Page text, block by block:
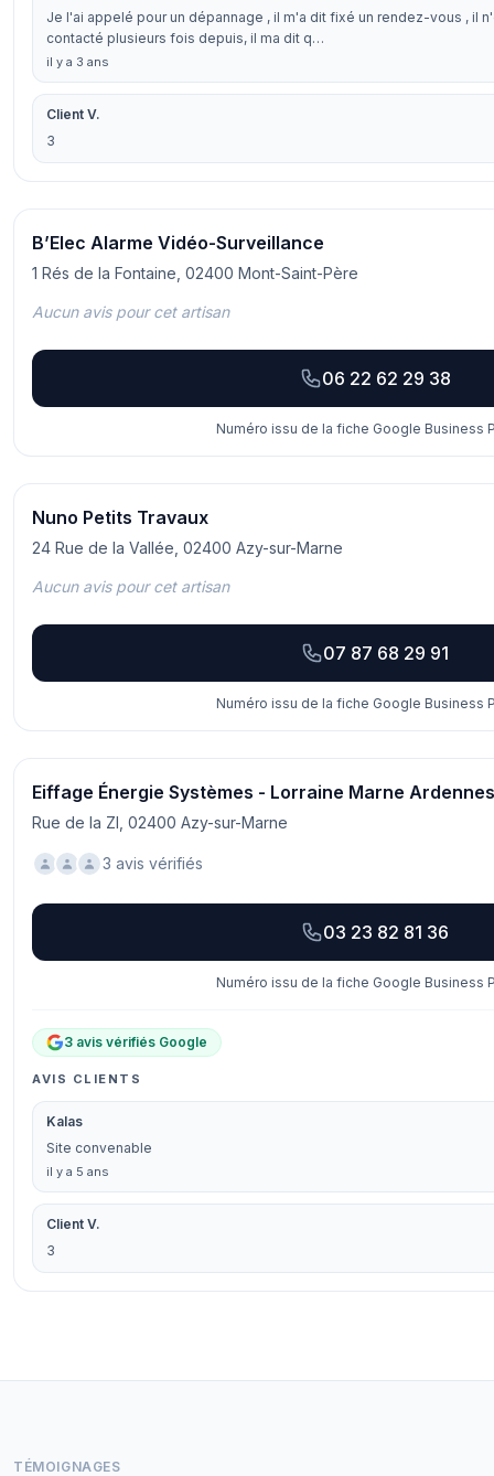
Je l'ai appelé pour un dépannage , il m'a dit fixé un rendez-vous , il
contacté plusieurs fois depuis, il ma dit q…
il y a 3 ans
Client V.
3
B’Elec Alarme Vidéo-Surveillance
1 Rés de la Fontaine, 02400 Mont-Saint-Père
Aucun avis pour cet artisan
06 22 62 29 38
Numéro issu de la fiche Google Business
Nuno Petits Travaux
24 Rue de la Vallée, 02400 Azy-sur-Marne
Aucun avis pour cet artisan
07 87 68 29 91
Numéro issu de la fiche Google Business
Eiffage Énergie Systèmes - Lorraine Marne
Rue de la ZI, 02400 Azy-sur-Marne
3 avis vérifiés
03 23 82 81 36
Numéro issu de la fiche Google Business
3 avis vérifiés Google
AVIS CLIENTS
Kalas
Site convenable
il y a 5 ans
Client V.
3
TÉMOIGNAGES